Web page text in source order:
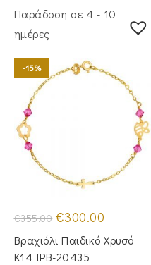
Παράδοση σε 4 - 10
ημέρες
-15%
€355.00 Original
price
was:
€355.00.
€300.00
τιμή
είναι:
Βραχιόλι Παιδικό Χρυσό
Κ14 IPB-20435